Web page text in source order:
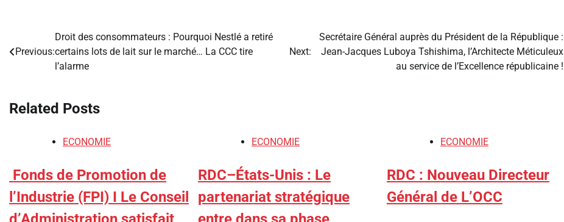
Navigation
Previous:
Droit des consommateurs : Pourquoi Nestlé a retiré
certains lots de lait sur le marché… La CCC tire
l’alarme
Next:
Secrétaire Général auprès du Président de la République :
Jean-Jacques Luboya Tshishima, l’Architecte Méticuleux
au service de l’Excellence républicaine !
Related Posts
ECONOMIE
Fonds de Promotion de
l’Industrie (FPI) I Le Conseil
ECONOMIE
RDC–États-Unis : Le
partenariat stratégique
ECONOMIE
RDC : Nouveau Directeur
Général de L’OCC